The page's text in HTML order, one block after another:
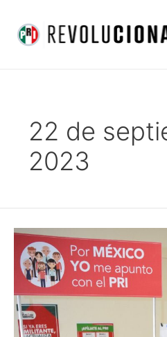
contenido
22 de
2023
Busca
revolucionarios
el
Sonora